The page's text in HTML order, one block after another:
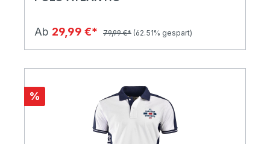
Ab 29,99 €* 79,99 €* (62.51% gespart)
%